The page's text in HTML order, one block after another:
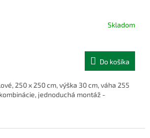
Skladom
Do košíka
250 x 250 cm, výška 30 cm, váha 255
jednoduchá montáž -